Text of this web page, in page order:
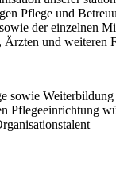
Pflege und
der einzelnen
und weiteren
sowie
Pflegeeinrichtung